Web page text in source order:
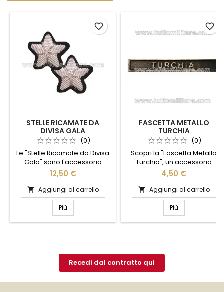
STELLE RICAMATE DA
DIVISA GALA
(0)
Le "Stelle Ricamate da Divisa
Gala" sono l'accessorio
perfetto per aggiungere un
tocco di eleganza e prestigio
alla tua uniforme. Realizzate
con materiali di alta qualità,
queste stelle brillano con
raffinatezza, catturando
l'attenzione in ogni
lavorazione artigianale
garantiscono un aspetto
impeccabile,...
12,50 €
 Aggiungi al carrello
Più
favorite_border
FASCETTA METALLO
TURCHIA
(0)
Scopri la "Fascetta Metallo
Turchia", un accessorio
indispensabile per chi cerca
sicurezza e praticità.
Realizzata in metallo di alta
qualità, questa fascetta offre
una resistenza eccezionale e
una durata nel tempo senza
pari. Ideale per fissare cavi,
robusto, si adatta
perfettamente a molteplici...
4,50 €
 Aggiungi al carrello
Più
favorite_border
Recedi dal contratto qui